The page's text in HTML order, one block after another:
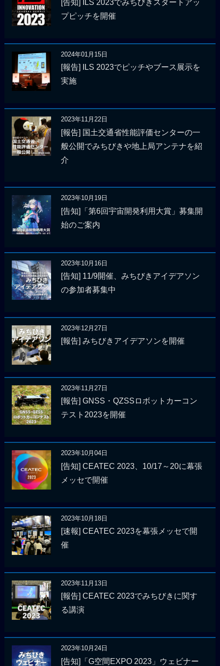
[告知] ILS 2023でみちびきスタートアッ
プピッチを開催
2024年01月15日
[報告] ILS 2023でピッチやブース展示を
実施
2023年11月22日
[報告] 国土交通省性能評価センターの一
般公開でみちびきや地上局アンテナを紹
介
2023年10月19日
[告知]「第6回宇宙開発利用大賞」募集開
始のご案内
2023年10月16日
[告知] 11/9開催、みちびきアイデアソン
の参加者募集中
2023年12月27日
[報告] みちびきアイデアソンを開催
2023年11月27日
[報告] GNSS・QZSSロボットカーコン
テスト2023を開催
2023年10月04日
[告知] CEATEC 2023、10/17～20に幕張
メッセで開催
2023年10月18日
[速報] CEATEC 2023を幕張メッセで開
催
2023年11月13日
[報告] CEATEC 2023でみちびきに関す
る講演
2023年10月24日
[告知]「G空間EXPO 2023」ウェビナー